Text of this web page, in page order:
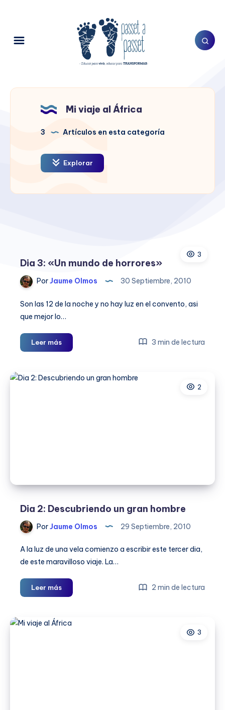
Mi viaje al África
3 Artículos en esta categoría
Explorar
3
Dia 3: «Un mundo de horrores»
PorJaume Olmos 30 Septiembre, 2010
Son las 12 de la noche y no hay luz en el convento, asi
que mejor lo…
Leer másDia
3:
mundo
3 min de lectura
2
Dia 2: Descubriendo un gran hombre
PorJaume Olmos 29 Septiembre, 2010
A la luz de una vela comienzo a escribir este tercer dia,
de este maravilloso viaje. La…
Leer másDia
2:
un
2 min de lectura
3